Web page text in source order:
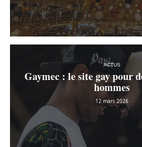
ACTUS
Gaymec : le site gay pour
hommes
12 mars 2026